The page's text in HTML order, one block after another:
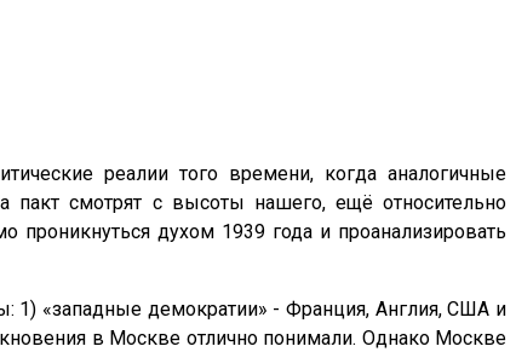
реалии того времени, когда аналогичные
пакт смотрят с высоты нашего, ещё относительно
проникнуться духом 1939 года и проанализировать
1) «западные демократии» - Франция, Англия, США и
в Москве отлично понимали. Однако Москве